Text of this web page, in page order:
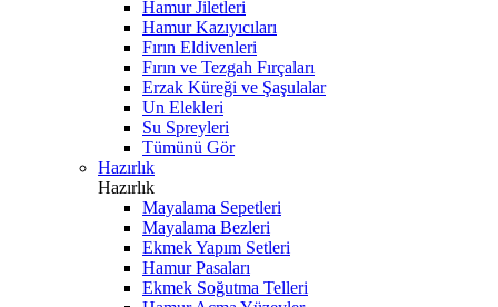
Hamur Jiletleri
Hamur Kazıyıcıları
Fırın Eldivenleri
Fırın ve Tezgah Fırçaları
Erzak Küreği ve Şaşulalar
Un Elekleri
Su Spreyleri
Tümünü Gör
Hazırlık
Hazırlık
Mayalama Sepetleri
Mayalama Bezleri
Ekmek Yapım Setleri
Hamur Pasaları
Ekmek Soğutma Telleri